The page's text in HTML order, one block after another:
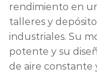
rendimiento en
talleres y
industriales. Su
potente y su
de aire constante